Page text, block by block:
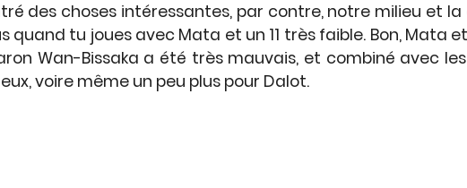
des choses intéressantes, par contre, notre milieu et la
quand tu joues avec Mata et un 11 très faible. Bon, Mata
Wan-Bissaka a été très mauvais, et combiné avec
voire même un peu plus pour Dalot.